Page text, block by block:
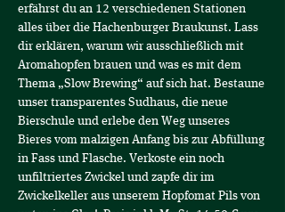
erfährst du an 12 verschiedenen Stationen
alles über die Hachenburger Braukunst. Lass
dir erklären, warum wir ausschließlich mit
Aromahopfen brauen und was es mit dem
Thema „Slow Brewing“ auf sich hat. Bestaune
unser transparentes Sudhaus, die neue
Bierschule und erlebe den Weg unseres
Bieres vom malzigen Anfang bis zur Abfüllung
in Fass und Flasche. Verkoste ein noch
unfiltriertes Zwickel und zapfe dir im
Zwickelkeller aus unserem Hopfomat Pils von